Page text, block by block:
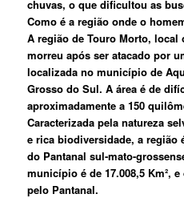
chuvas, o que dificultou as
Como é a região onde o
A região de Touro Morto, local
morreu após ser atacado por
localizada no município de
Grosso do Sul. A área é de
aproximadamente a 150
Caracterizada pela natureza
e rica biodiversidade, a região
do Pantanal sul-mato-
município é de 17.008,5 Km²,
pelo Pantanal.